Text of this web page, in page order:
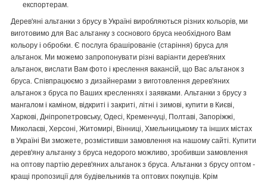
експортерам.
Дерев'яні альтанки з брусу в Україні виробляються різних кольорів, ми
виготовимо для Вас альтанку з соснового бруса необхідного Вам
кольору і обробки. Є послуга брашірованіе (старіння) бруса для
альтанок. Ми можемо запропонувати різні варіанти дерев'яних
альтанок, вислати Вам фото і креслення вакансій, що Вас альтанок з
бруса. Співпрацюємо з дизайнерами з виготовлення дерев'яних
альтанок з бруса по Ваших кресленнях і заявками. Альтанки з брусу з
мангалом і каміном, відкриті і закриті, літні і зимові, купити в Києві,
Харкові, Дніпропетровську, Одесі, Кременчуці, Полтаві, Запоріжжі,
Миколаєві, Херсоні, Житомирі, Вінниці, Хмельницькому та інших містах
в Україні Ви зможете, розмістивши замовлення на нашому сайті. Купити
дерев'яну альтанку з бруса недорого можливо, зробивши замовлення
на оптову партію дерев'яних альтанок з бруса. Альтанки з брусу оптом -
кращі пропозиції для будівельників та оптових покупців. Крім